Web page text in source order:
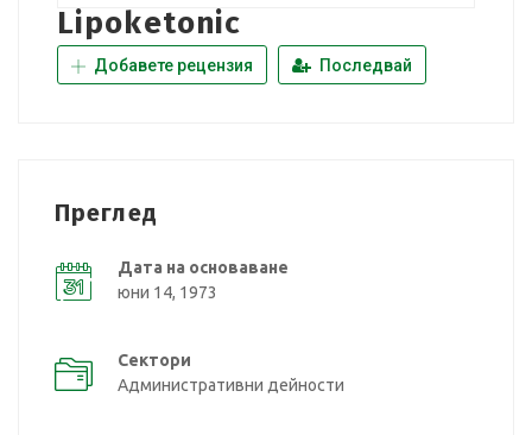
Lipoketonic
Добавете рецензия Последвай
Преглед
Дата на основаване
юни 14, 1973
Сектори
Административни дейности